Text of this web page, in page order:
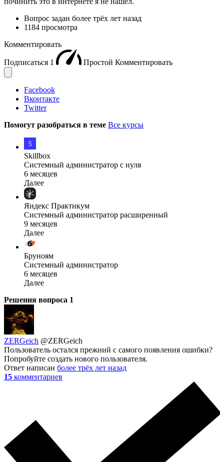
Вопрос задан более трёх лет назад
1184 просмотра
Комментировать
Подписаться 1 Простой Комментировать
Facebook
Вконтакте
Twitter
Помогут разобраться в теме Все курсы
Skillbox
Системный администратор с нуля
6 месяцев
Далее
Яндекс Практикум
Системный администратор расширенный
9 месяцев
Далее
Бруноям
Системный администратор
6 месяцев
Далее
Решения вопроса 1
ZERGeich @ZERGeich
Пользователь остался прежний с самого появления ошибки?
Попробуйте создать нового пользователя.
Ответ написан более трёх лет назад
15 комментариев